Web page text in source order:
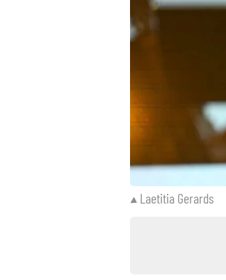
Laetitia Gerards